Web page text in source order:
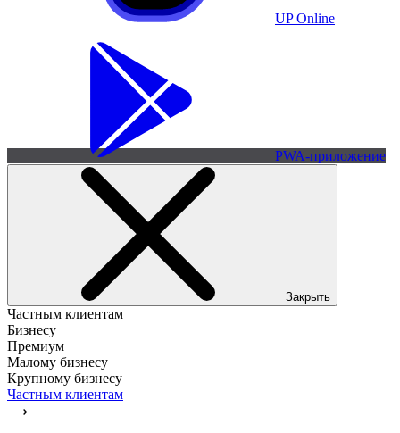
UP Online
PWA-приложение
Закрыть
Частным клиентам
Бизнесу
Премиум
Малому бизнесу
Крупному бизнесу
Частным клиентам
⟶